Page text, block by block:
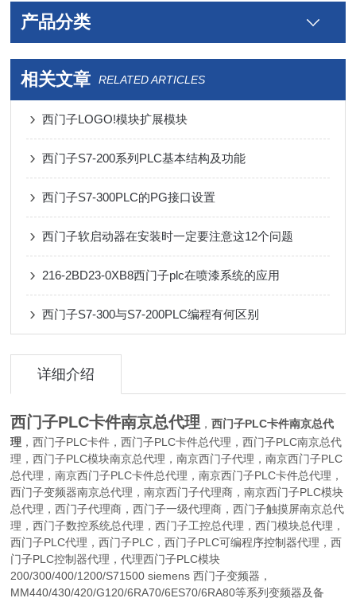
产品分类
相关文章 RELATED ARTICLES
西门子LOGO!模块扩展模块
西门子S7-200系列PLC基本结构及功能
西门子S7-300PLC的PG接口设置
西门子软启动器在安装时一定要注意这12个问题
216-2BD23-0XB8西门子plc在喷漆系统的应用
西门子S7-300与S7-200PLC编程有何区别
详细介绍
西门子PLC卡件南京总代理 ，西门子PLC卡件南京总代
理 ，西门子PLC卡件，西门子PLC卡件总代理，西门子PLC南京总代
理，西门子PLC模块南京总代理，南京西门子代理，南京西门子PLC
总代理，南京西门子PLC卡件总代理，南京西门子PLC卡件总代理，
西门子变频器南京总代理，南京西门子代理商，南京西门子PLC模块
总代理，西门子代理商，西门子一级代理商，西门子触摸屏南京总代
理，西门子数控系统总代理，西门子工控总代理，西门模块总代理，
西门子PLC代理，西门子PLC，西门子PLC可编程序控制器代理，西
门子PLC控制器代理，代理西门子PLC模块
200/300/400/1200/S71500 siemens 西门子变频器，
MM440/430/420/G120/6RA70/6ES70/6RA80等系列变频器及备